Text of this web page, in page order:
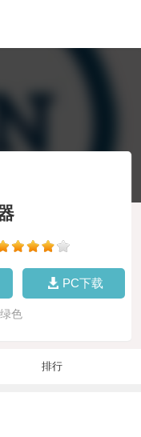
PC下载
色
排行